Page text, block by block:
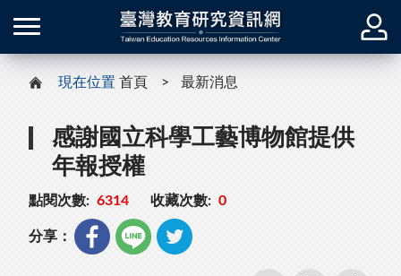
現在位置 首頁 最新消息
感謝國立科學工藝博物館提供
年報授權
點閱次數: 6314 收藏次數: 0
分享：